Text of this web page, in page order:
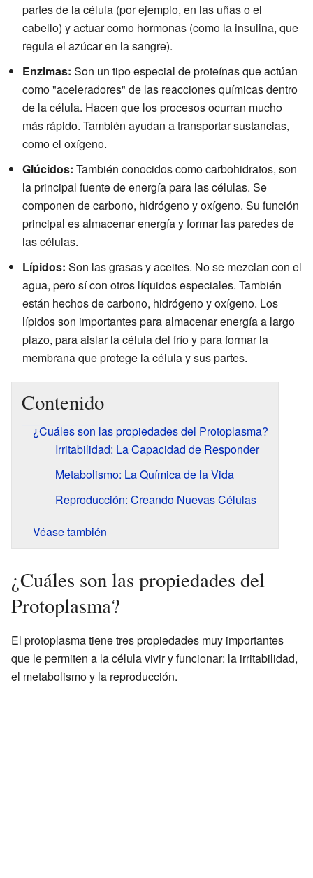
partes de la célula (por ejemplo, en las uñas o el
cabello) y actuar como hormonas (como la insulina, que
regula el azúcar en la sangre).
Enzimas: Son un tipo especial de proteínas que actúan
como "aceleradores" de las reacciones químicas dentro
de la célula. Hacen que los procesos ocurran mucho
más rápido. También ayudan a transportar sustancias,
como el oxígeno.
Glúcidos: También conocidos como carbohidratos, son
la principal fuente de energía para las células. Se
componen de carbono, hidrógeno y oxígeno. Su función
principal es almacenar energía y formar las paredes de
las células.
Lípidos: Son las grasas y aceites. No se mezclan con el
agua, pero sí con otros líquidos especiales. También
están hechos de carbono, hidrógeno y oxígeno. Los
lípidos son importantes para almacenar energía a largo
plazo, para aislar la célula del frío y para formar la
membrana que protege la célula y sus partes.
Contenido
¿Cuáles son las propiedades del Protoplasma?
Irritabilidad: La Capacidad de Responder
Metabolismo: La Química de la Vida
Reproducción: Creando Nuevas Células
Véase también
¿Cuáles son las propiedades del
Protoplasma?
El protoplasma tiene tres propiedades muy importantes
que le permiten a la célula vivir y funcionar: la irritabilidad,
el metabolismo y la reproducción.